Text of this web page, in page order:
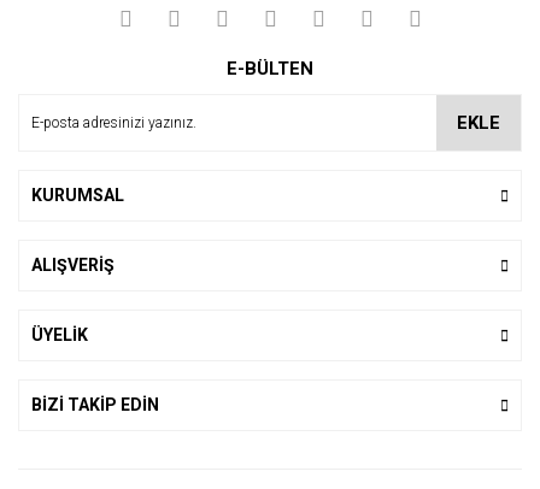
E-BÜLTEN
EKLE
KURUMSAL
ALIŞVERİŞ
ÜYELİK
BİZİ TAKİP EDİN